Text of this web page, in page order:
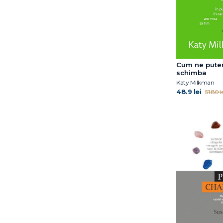
Cum ne
schimba
Katy Milkman
48.9 lei 51.80